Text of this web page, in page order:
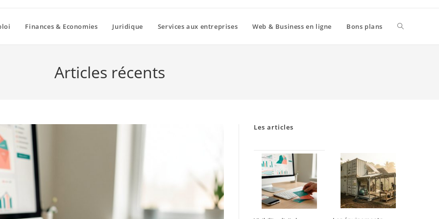
Finances & Economies Juridique Services aux entreprises Web & Business en ligne Bons plans Toggle
Articles récents
Les articles